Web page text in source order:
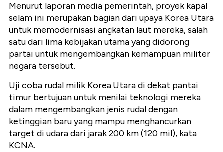
Menurut laporan media pemerintah, proyek kapal
selam ini merupakan bagian dari upaya Korea Utara
untuk memodernisasi angkatan laut mereka, salah
satu dari lima kebijakan utama yang didorong
partai untuk mengembangkan kemampuan militer
negara tersebut.
Uji coba rudal milik Korea Utara di dekat pantai
timur bertujuan untuk menilai teknologi mereka
dalam mengembangkan jenis rudal dengan
ketinggian baru yang mampu menghancurkan
target di udara dari jarak 200 km (120 mil), kata
KCNA.